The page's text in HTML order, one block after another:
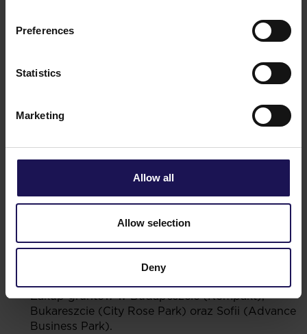
Preferences
Statistics
Marketing
Allow all
Allow selection
Deny
2017
i Matrix (Zagrzeb).
Zakończenie budowy Artico, budynku biurowego
Modernizacja krakowskiego kompleksu
Ukończenie VI fazy Osiedla Konstancja.
Modernizacja kompleksu biurowego City Gate
pierwszego centrum handlowo-rozrywkowego
nowej generacji na warszawskiej Białołęce.
Business Center, nowoczesny budynek biurowy
klasy A w Belgradzie (Serbia) oraz Cascade
Zakup gruntów w Budapeszcie (Kompakt),
Bukareszcie (City Rose Park) oraz Sofii (Advance
Business Park).